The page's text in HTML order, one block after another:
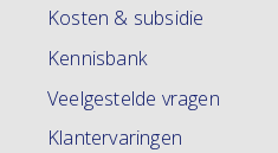
Kosten & subsidie
Kennisbank
Veelgestelde vragen
Klantervaringen